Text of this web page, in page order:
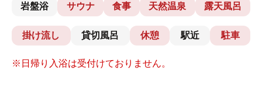
岩盤浴 サウナ 食事 天然温泉 露天風呂
掛け流し 貸切風呂 休憩 駅近 駐車
※日帰り入浴は受付けておりません。